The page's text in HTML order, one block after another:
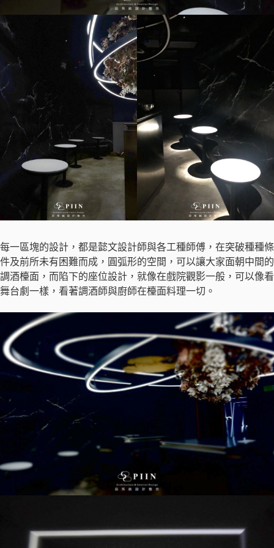
每一區塊的設計，都是懿文設計師與各工種師傅，在突破種種條
件及前所未有困難而成，圓弧形的空間，可以讓大家面朝中間的
調酒檯面，而陷下的座位設計，就像在戲院觀影一般，可以像看
舞台劇一樣，看著調酒師與廚師在檯面料理一切。